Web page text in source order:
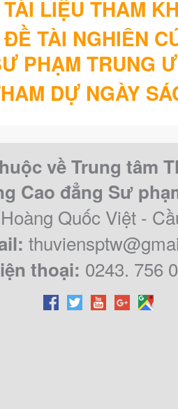
LIỆU THAM
TÀI NGHIÊN
PHẠM TRUNG
DỰ NGÀY
PHẠM TRUNG
– 2024
về Trung tâm
Cao đẳng Sư
Quốc Việt -
thoại: 0243. 756